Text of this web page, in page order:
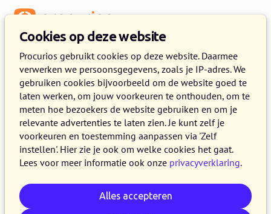
Cookies op deze website
Procurios gebruikt cookies op deze website. Daarmee
verwerken we persoonsgegevens, zoals je IP-adres. We
gebruiken cookies bijvoorbeeld om de website goed te
laten werken, om jouw voorkeuren te onthouden, om te
meten hoe bezoekers de website gebruiken en om je
relevante advertenties te laten zien. Je kunt zelf je
voorkeuren en toestemming aanpassen via 'Zelf
instellen'. Hier zie je ook om welke cookies het gaat.
Lees voor meer informatie ook onze privacyverklaring.
Alles accepteren
Terug naar bijeenkomsten-overzicht